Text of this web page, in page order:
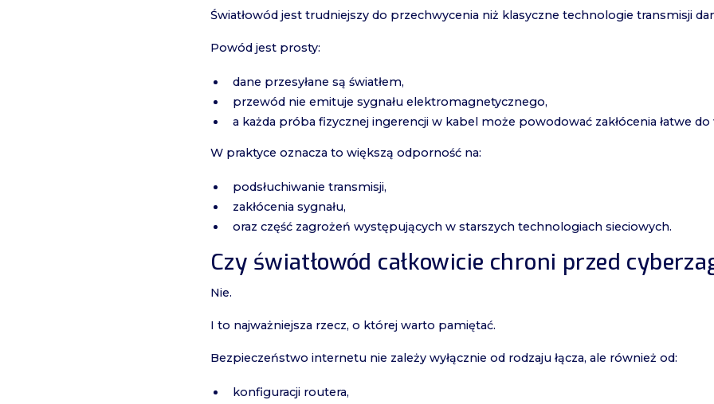
Światłowód jest trudniejszy do przechwycenia niż klasyczne technologie transmisji
Powód jest prosty:
dane przesyłane są światłem,
przewód nie emituje sygnału elektromagnetycznego,
a każda próba fizycznej ingerencji w kabel może powodować zakłócenia łatwe do
W praktyce oznacza to większą odporność na:
podsłuchiwanie transmisji,
zakłócenia sygnału,
oraz część zagrożeń występujących w starszych technologiach sieciowych.
Czy światłowód całkowicie chroni przed
Nie.
I to najważniejsza rzecz, o której warto pamiętać.
Bezpieczeństwo internetu nie zależy wyłącznie od rodzaju łącza, ale również od:
konfiguracji routera,